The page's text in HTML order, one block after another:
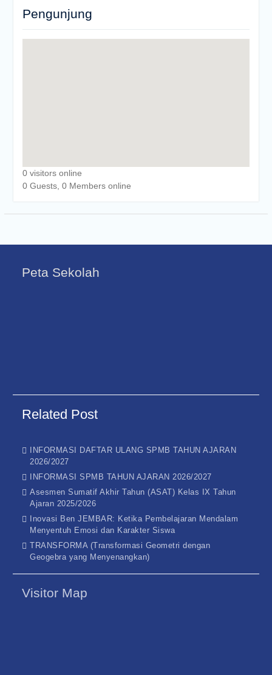
Pengunjung
0 visitors online
0 Guests, 0 Members online
Peta Sekolah
Related Post
INFORMASI DAFTAR ULANG SPMB TAHUN AJARAN
2026/2027
INFORMASI SPMB TAHUN AJARAN 2026/2027
Asesmen Sumatif Akhir Tahun (ASAT) Kelas IX Tahun
Ajaran 2025/2026
Inovasi Ben JEMBAR: Ketika Pembelajaran Mendalam
Menyentuh Emosi dan Karakter Siswa
TRANSFORMA (Transformasi Geometri dengan
Geogebra yang Menyenangkan)
Visitor Map